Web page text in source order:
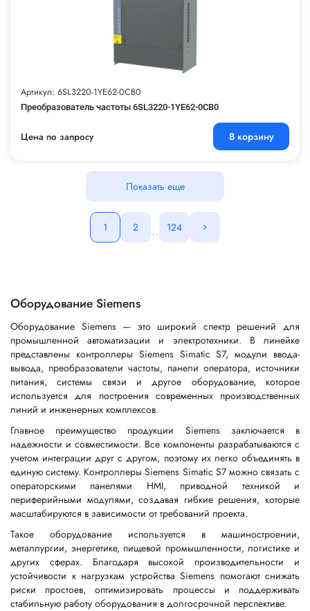
Артикул: 6SL3220-1YE62-0CB0
Преобразователь частоты 6SL3220-1YE62-0CB0
Цена по запросу В корзину
Показать еще
1 2 .. 124
Оборудование Siemens
Оборудование Siemens — это широкий спектр решений для
промышленной автоматизации и электротехники. В линейке
представлены контроллеры Siemens Simatic S7, модули ввода-
вывода, преобразователи частоты, панели оператора, источники
питания, системы связи и другое оборудование, которое
используется для построения современных производственных
линий и инженерных комплексов.
Главное преимущество продукции Siemens заключается в
надежности и совместимости. Все компоненты разрабатываются с
учетом интеграции друг с другом, поэтому их легко объединять в
единую систему. Контроллеры Siemens Simatic S7 можно связать с
операторскими панелями HMI, приводной техникой и
периферийными модулями, создавая гибкие решения, которые
масштабируются в зависимости от требований проекта.
Такое оборудование используется в машиностроении,
металлургии, энергетике, пищевой промышленности, логистике и
других сферах. Благодаря высокой производительности и
устойчивости к нагрузкам устройства Siemens помогают снижать
риски простоев, оптимизировать процессы и поддерживать
стабильную работу оборудования в долгосрочной перспективе.